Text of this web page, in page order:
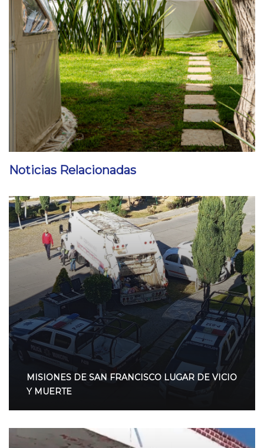
Noticias Relacionadas
MISIONES DE SAN FRANCISCO LUGAR DE VICIO
Y MUERTE